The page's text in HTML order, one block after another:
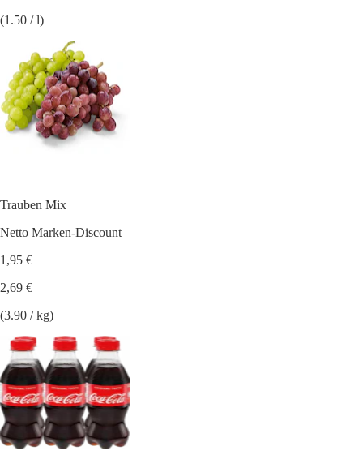
(1.50 / l)
Trauben Mix
Netto Marken-Discount
1,95 €
2,69 €
(3.90 / kg)